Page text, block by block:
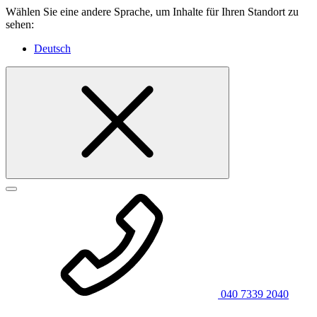
Wählen Sie eine andere Sprache, um Inhalte für Ihren Standort zu
sehen:
Deutsch
040 7339 2040